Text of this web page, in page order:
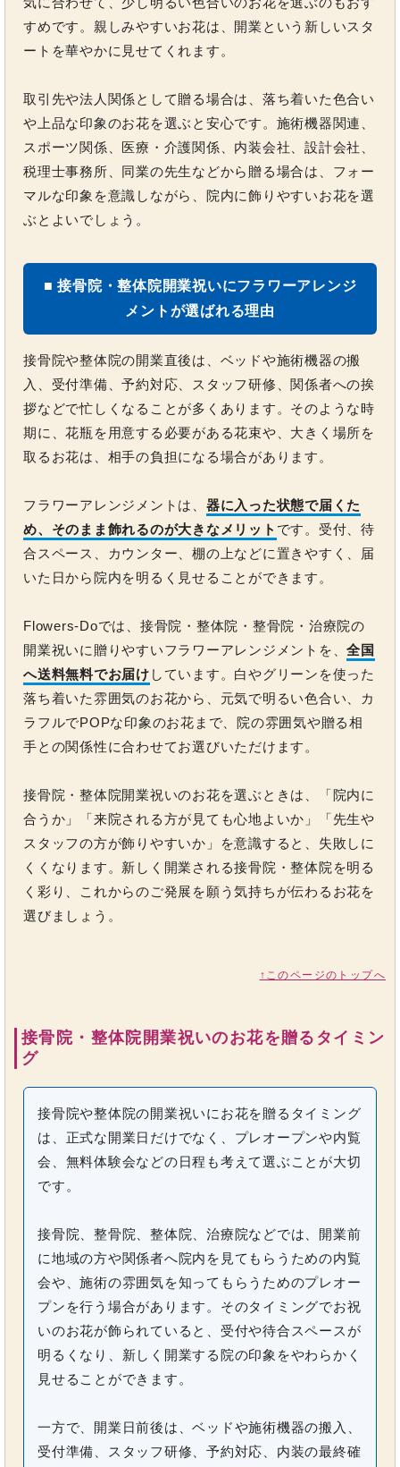
すめです。親しみやすいお花は、開業という新しいスタ
ートを華やかに見せてくれます。
取引先や法人関係として贈る場合は、落ち着いた色合い
や上品な印象のお花を選ぶと安心です。施術機器関連、
スポーツ関係、医療・介護関係、内装会社、設計会社、
税理士事務所、同業の先生などから贈る場合は、フォー
マルな印象を意識しながら、院内に飾りやすいお花を選
ぶとよいでしょう。
■ 接骨院・整体院開業祝いにフラワーアレンジ
メントが選ばれる理由
接骨院や整体院の開業直後は、ベッドや施術機器の搬
入、受付準備、予約対応、スタッフ研修、関係者への挨
拶などで忙しくなることが多くあります。そのような時
期に、花瓶を用意する必要がある花束や、大きく場所を
取るお花は、相手の負担になる場合があります。
フラワーアレンジメントは、 器に入った状態で届くた
め、そのまま飾れるのが大きなメリット です。受付、待
合スペース、カウンター、棚の上などに置きやすく、届
いた日から院内を明るく見せることができます。
Flowers-Doでは、接骨院・整体院・整骨院・治療院の
開業祝いに贈りやすいフラワーアレンジメントを、全国
へ送料無料でお届け しています。白やグリーンを使った
落ち着いた雰囲気のお花から、元気で明るい色合い、カ
ラフルでPOPな印象のお花まで、院の雰囲気や贈る相
手との関係性に合わせてお選びいただけます。
接骨院・整体院開業祝いのお花を選ぶときは、「院内に
合うか」「来院される方が見ても心地よいか」「先生や
スタッフの方が飾りやすいか」を意識すると、失敗しに
くくなります。新しく開業される接骨院・整体院を明る
く彩り、これからのご発展を願う気持ちが伝わるお花を
選びましょう。
↑このページのトップへ
接骨院・整体院開業祝いのお花を贈るタイミン
グ
接骨院や整体院の開業祝いにお花を贈るタイミング
は、正式な開業日だけでなく、プレオープンや内覧
会、無料体験会などの日程も考えて選ぶことが大切
です。
接骨院、整骨院、整体院、治療院などでは、開業前
に地域の方や関係者へ院内を見てもらうための内覧
会や、施術の雰囲気を知ってもらうためのプレオー
プンを行う場合があります。そのタイミングでお祝
いのお花が飾られていると、受付や待合スペースが
明るくなり、新しく開業する院の印象をやわらかく
見せることができます。
一方で、開業日前後は、ベッドや施術機器の搬入、
受付準備、スタッフ研修、予約対応、内装の最終確